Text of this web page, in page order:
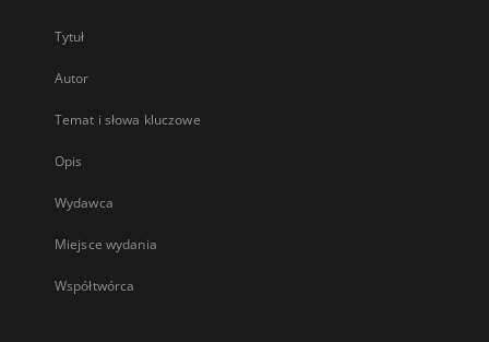
Tytuł
Autor
Temat i słowa kluczowe
Opis
Wydawca
Miejsce wydania
Współtwórca